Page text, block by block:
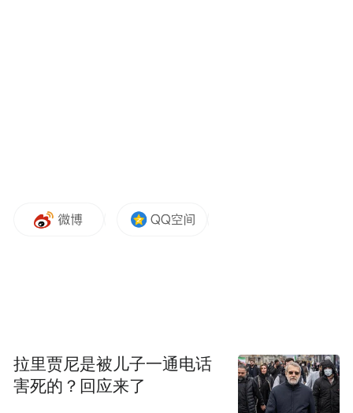
业，充分展现了余姚在现代科技制造领域的
难掩激动：“每年我们都有这样一个机会回到
家乡，看看新的变化、新的发展。今年回
拉里贾尼是被儿子一通电话
害死的？回应来了